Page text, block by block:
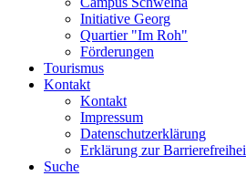
Initiative Georg
Quartier "Im Roh"
Förderungen
Tourismus
Kontakt
Kontakt
Impressum
Datenschutzerklärung
Erklärung zur
Suche